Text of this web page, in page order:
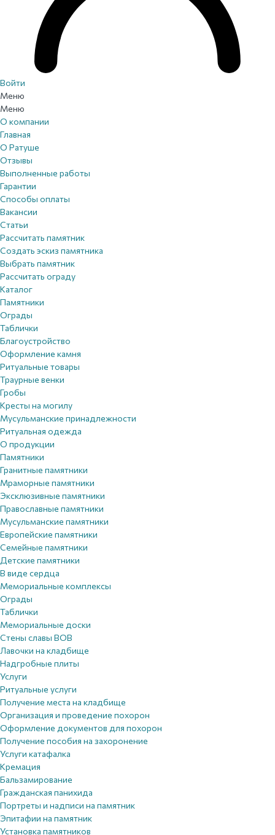
Войти
Меню
Меню
О компании
Главная
О Ратуше
Отзывы
Выполненные работы
Гарантии
Способы оплаты
Вакансии
Статьи
Рассчитать памятник
Создать эскиз памятника
Выбрать памятник
Рассчитать ограду
Каталог
Памятники
Ограды
Таблички
Благоустройствo
Оформление камня
Ритуальные товары
Траурные венки
Гробы
Кресты на могилу
Мусульманские принадлежности
Ритуальная одежда
О продукции
Памятники
Гранитные памятники
Мраморные памятники
Эксклюзивные памятники
Православные памятники
Мусульманские памятники
Европейские памятники
Семейные памятники
Детские памятники
В виде сердца
Мемориальные комплексы
Ограды
Таблички
Мемориальные доски
Стены славы ВОВ
Лавочки на кладбище
Надгробные плиты
Услуги
Ритуальные услуги
Получение места на кладбище
Организация и проведение похорон
Оформление документов для похорон
Получение пособия на захоронение
Услуги катафалка
Кремация
Бальзамирование
Гражданская панихида
Портреты и надписи на памятник
Эпитафии на памятник
Установка памятников